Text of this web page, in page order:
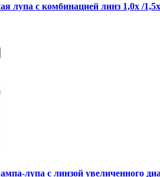
лупа с комбинацией линз 1,0х /
лупа с линзой увеличенного